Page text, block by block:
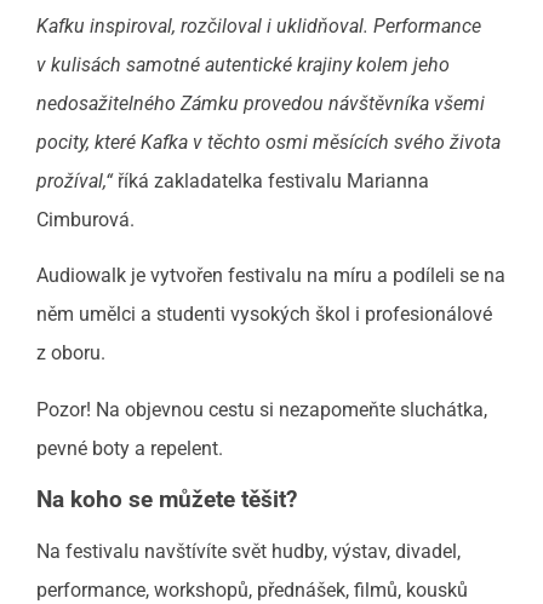
Kafku inspiroval, rozčiloval i uklidňoval. Performance
v kulisách samotné autentické krajiny kolem jeho
nedosažitelného Zámku provedou návštěvníka všemi
pocity, které Kafka v těchto osmi měsících svého života
prožíval,“říká zakladatelka festivalu Marianna
Cimburová.
Audiowalk je vytvořen festivalu na míru a podíleli se na
něm umělci a studenti vysokých škol i profesionálové
z oboru.
Pozor! Na objevnou cestu si nezapomeňte sluchátka,
pevné boty a repelent.
Na koho se můžete těšit?
Na festivalu navštívíte svět hudby, výstav, divadel,
performance, workshopů, přednášek, filmů, kousků